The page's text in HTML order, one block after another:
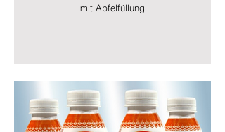
mit Apfelfüllung